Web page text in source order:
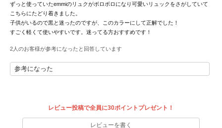
GELATO PIQUE CAT&DOG
ジェラート ピケ キャットアンドドッグ
ジェラート ピケ スリープ
GRAMICCI
グラミチ
へノン
ずっと使っていたemmiのリュクがボロボロになり可愛いリュックをさがしていて
こちらにたどり着きました。
子供がいるので黒と迷ったのですが、このカラーにして正解でした！
すごく軽くて使いやすいです。迷ってる方おすすめです！
2人のお客様が参考になったと回答しています
参考になった
レビュー投稿で全員に30ポイントプレゼント！
レビューを書く